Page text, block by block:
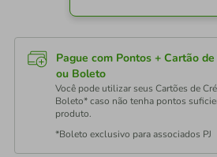
Pague com Pontos + Cartão
ou Boleto
Você pode utilizar seus Cartões de
Boleto* caso não tenha pontos
produto.
*Boleto exclusivo para associados PJ